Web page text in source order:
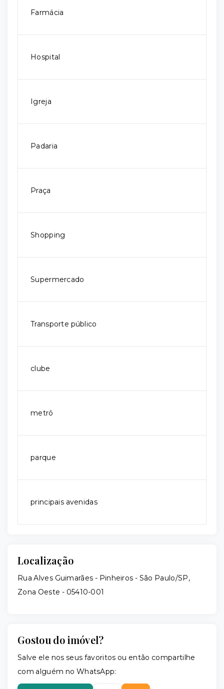
Farmácia
Hospital
Igreja
Padaria
Praça
Shopping
Supermercado
Transporte público
clube
metrô
parque
principais avenidas
Localização
Rua Alves Guimarães - Pinheiros - São Paulo/SP,
Zona Oeste - 05410-001
Gostou do imóvel?
Salve ele nos seus favoritos ou então compartilhe
com alguém no WhatsApp: